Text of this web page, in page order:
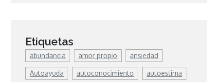
Etiquetas
abundancia amor propio ansiedad
Autoayuda autoconocimiento autoestima